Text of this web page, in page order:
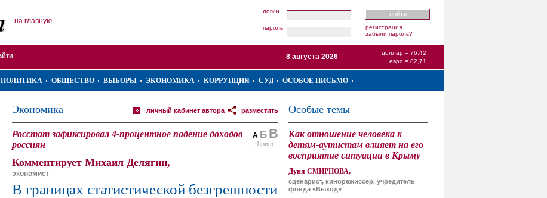
на главную
логин
пароль
регистрация
забыли пароль?
доллар = 76,42
евро = 82,71
8 августа 2026
ПОЛИТИКА ОБЩЕСТВО ВЫБОРЫ ЭКОНОМИКА КОРРУПЦИЯ СУД ОСОБОЕ ПИСЬМО
Экономика разместить
личный кабинет автора
А Б В
Шрифт
Росстат зафиксировал 4-процентное падение доходов
россиян
Комментирует Михаил Делягин,
экономист
В границах статистической безгрешности
Особые темы
Как отношение человека к
детям-аутистам влияет на его
восприятие ситуации в Крыму
Дуня СМИРНОВА,
сценарист, кинорежиссер, учредитель
фонда «Выход»